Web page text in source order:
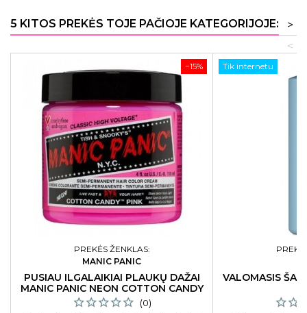
5 KITOS PREKĖS TOJE PAČIOJE KATEGORIJOJE:
>
<
−15%
PREKĖS ŽENKLAS:
MANIC PANIC
PUSIAU ILGALAIKIAI PLAUKŲ DAŽAI
MANIC PANIC NEON COTTON CANDY
PINK 118 ML(0)
Tik internetu
VALOMASIS